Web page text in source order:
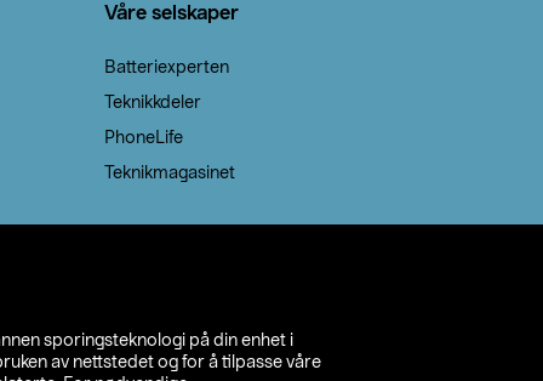
sporingsteknologi på din enhet i
av nettstedet og for å tilpasse våre
Våre selskaper
Batteriexperten
Teknikkdeler
PhoneLife
Teknikmagasinet